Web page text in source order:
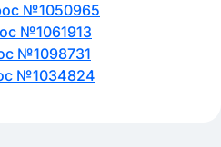
№1050965
№1061913
№1098731
№1034824